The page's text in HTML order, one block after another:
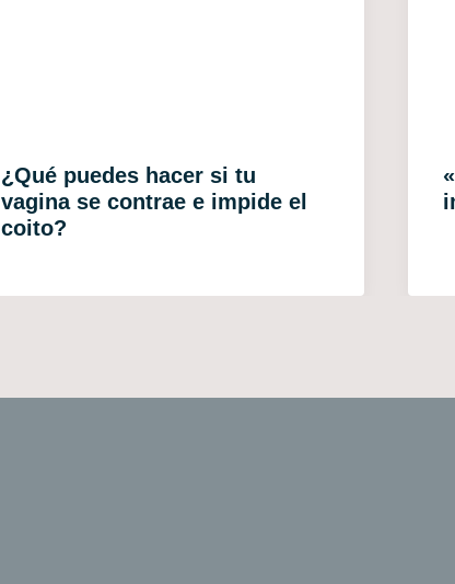
¿Qué puedes hacer si tu
vagina se contrae e impide el
coito?